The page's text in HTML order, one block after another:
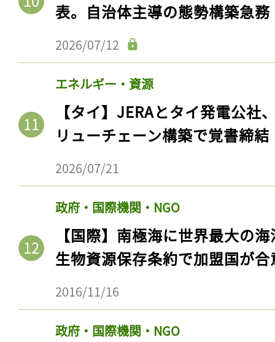
表。自治体主導の態勢構築急務
2026/07/12
エネルギー・資源
【タイ】JERAとタイ発電公社
リューチェーン構築で覚書締結
2026/07/21
政府・国際機関・NGO
【国際】南極海に世界最大の
生物資源保存条約で加盟国が合
2016/11/16
政府・国際機関・NGO
記事をお気に入りに
ログインが必